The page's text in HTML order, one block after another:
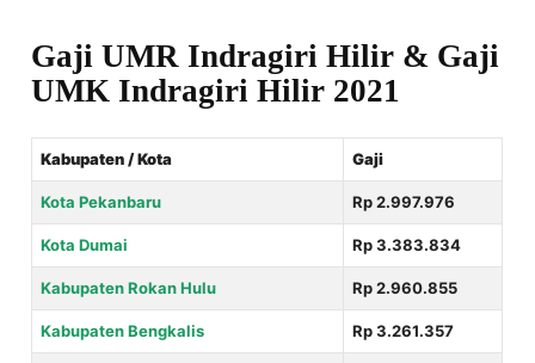
Gaji UMR Indragiri Hilir & Gaji
UMK Indragiri Hilir 2021
Kabupaten / Kota Gaji
Kota Pekanbaru Rp 2.997.976
Kota Dumai Rp 3.383.834
Kabupaten Rokan Hulu Rp 2.960.855
Kabupaten Bengkalis Rp 3.261.357